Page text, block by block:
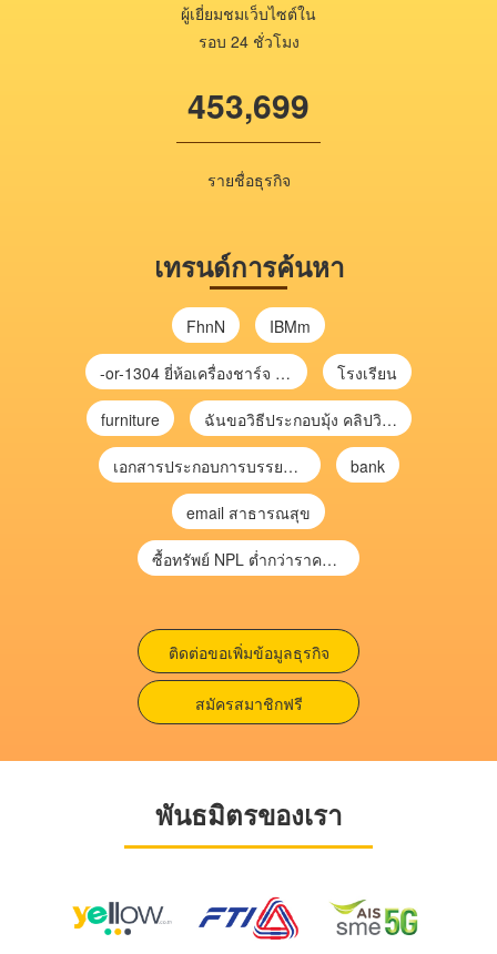
ผู้เยี่ยมชมเว็บไซต์ใน
รอบ 24 ชั่วโมง
453,699
รายชื่อธุรกิจ
เทรนด์การค้นหา
FhnN IBMm
-or-1304 ยี่ห้อเครื่องชาร์จ chargecore โรงเรียน
furniture ฉันขอวิธีประกอบมุ้ง คลิปวิดีโอ การประกอบมุ้ง
เอกสารประกอบการบรรยาย การประเมินความเสี่ยงเพื่อวางแผนการตรวจสอบ \ bank
email สาธารณสุข
ซื้อทรัพย์ NPL ต่ำกว่าราคาตลาด 30-70% แบบไม่ต้องไปประมูล”
ติดต่อขอเพิ่มข้อมูลธุรกิจ
สมัครสมาชิกฟรี
พันธมิตรของเรา